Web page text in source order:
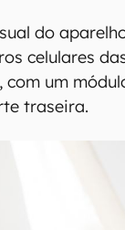
abre mão
— mais
S20 original